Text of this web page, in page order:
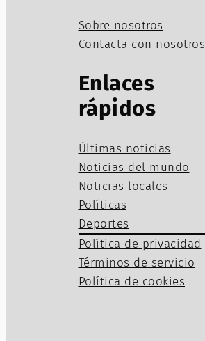
Sobre nosotros
Contacta con nosotros
Enlaces
rápidos
Últimas noticias
Noticias del mundo
Noticias locales
Políticas
Deportes
Política de privacidad
Términos de servicio
Política de cookies